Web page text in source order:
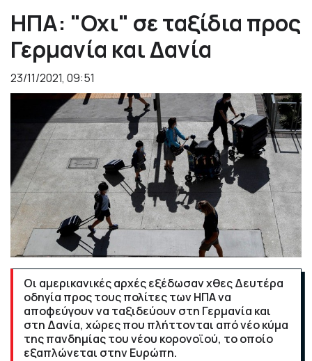
ΗΠΑ: "Οχι" σε ταξίδια προς
Γερμανία και Δανία
23/11/2021, 09:51
Οι αμερικανικές αρχές εξέδωσαν χθες Δευτέρα
οδηγία προς τους πολίτες των ΗΠΑ να
αποφεύγουν να ταξιδεύουν στη Γερμανία και
στη Δανία, χώρες που πλήττονται από νέο κύμα
της πανδημίας του νέου κορονοϊού, το οποίο
εξαπλώνεται στην Ευρώπη.